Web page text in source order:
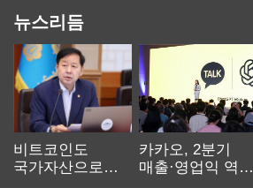
뉴스리듬
비트코인도
국가자산으로…'
카카오, 2분기
매출·영업익 역대